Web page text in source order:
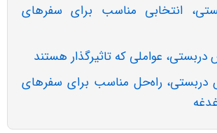
انتخابی مناسب برای سفرهای
دربستی، عواملی که تاثیرگذار هستند
دربستی، راه‌حل مناسب برای سفرهای